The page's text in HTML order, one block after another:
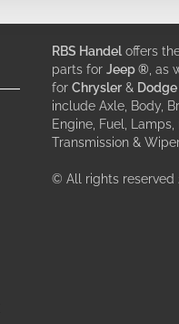
RBS Handel offers
parts for Jeep ® , as
for Chrysler & Dodge
include Axle, Body,
Engine, Fuel,
Transmission &
© All rights reserved